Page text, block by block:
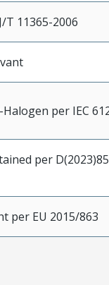
T 11365-2006
per IEC
per
per EU 2015/863